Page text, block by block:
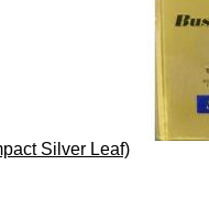
Silver Leaf)